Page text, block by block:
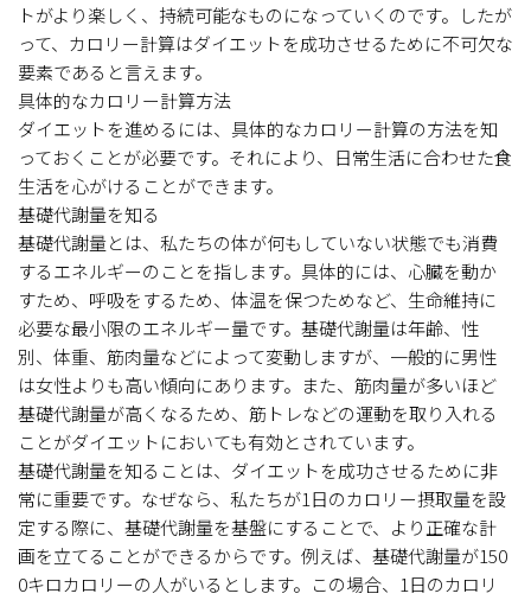
トがより楽しく、持続可能なものになっていくのです。したが
って、カロリー計算はダイエットを成功させるために不可欠な
要素であると言えます。
具体的なカロリー計算方法
ダイエットを進めるには、具体的なカロリー計算の方法を知
っておくことが必要です。それにより、日常生活に合わせた食
生活を心がけることができます。
基礎代謝量を知る
基礎代謝量とは、私たちの体が何もしていない状態でも消費
するエネルギーのことを指します。具体的には、心臓を動か
すため、呼吸をするため、体温を保つためなど、生命維持に
必要な最小限のエネルギー量です。基礎代謝量は年齢、性
別、体重、筋肉量などによって変動しますが、一般的に男性
は女性よりも高い傾向にあります。また、筋肉量が多いほど
基礎代謝量が高くなるため、筋トレなどの運動を取り入れる
ことがダイエットにおいても有効とされています。
基礎代謝量を知ることは、ダイエットを成功させるために非
常に重要です。なぜなら、私たちが1日のカロリー摂取量を設
定する際に、基礎代謝量を基盤にすることで、より正確な計
画を立てることができるからです。例えば、基礎代謝量が150
0キロカロリーの人がいるとします。この場合、1日のカロリ